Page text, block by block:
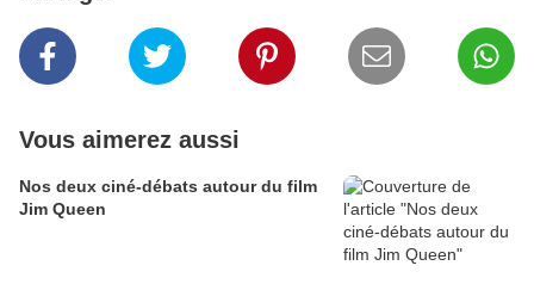
Vous aimerez aussi
Nos deux ciné-débats autour du film
Jim Queen